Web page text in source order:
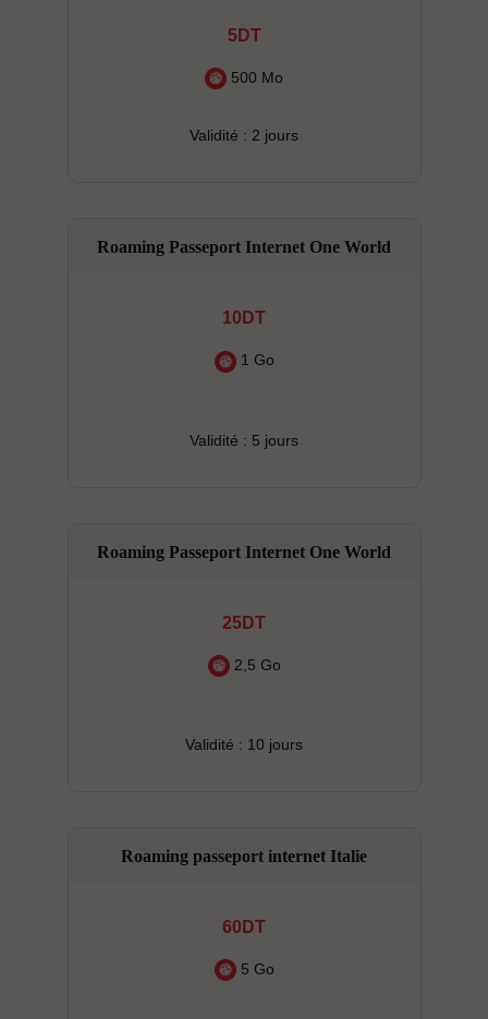
5DT
500 Mo
Validité : 2 jours
Roaming Passeport Internet One World
10DT
1 Go
Validité : 5 jours
Roaming Passeport Internet One World
25DT
2,5 Go
Validité : 10 jours
Roaming passeport internet Italie
60DT
5 Go